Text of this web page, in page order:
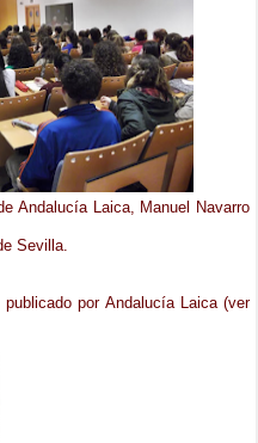
Andalucía Laica, Manuel Navarro
Sevilla.
por Andalucía Laica (ver